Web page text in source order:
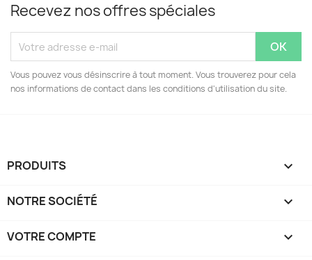
Recevez nos offres spéciales
Vous pouvez vous désinscrire à tout moment. Vous trouverez pour cela
nos informations de contact dans les conditions d'utilisation du site.
PRODUITS 
NOTRE SOCIÉTÉ 
VOTRE COMPTE 